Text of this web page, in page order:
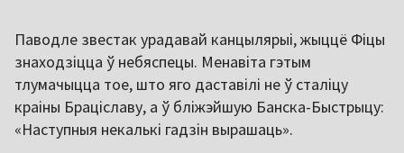
Паводле звестак урадавай канцылярыі, жыццё Фіцы
знаходзіцца ў небяспецы. Менавіта гэтым
тлумачыцца тое, што яго даставілі не ў сталіцу
краіны Браціславу, а ў бліжэйшую Банска-Быстрыцу:
«Наступныя некалькі гадзін вырашаць».